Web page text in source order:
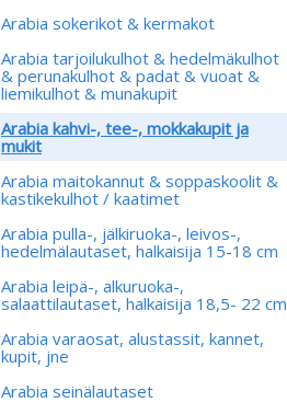
Arabia sokerikot & kermakot
Arabia tarjoilukulhot & hedelmäkulhot
& perunakulhot & padat & vuoat &
liemikulhot & munakupit
Arabia kahvi-, tee-, mokkakupit ja
mukit
Arabia maitokannut & soppaskoolit &
kastikekulhot / kaatimet
Arabia pulla-, jälkiruoka-, leivos-,
hedelmälautaset, halkaisija 15-18 cm
Arabia leipä-, alkuruoka-,
salaattilautaset, halkaisija 18,5- 22 cm
Arabia varaosat, alustassit, kannet,
kupit, jne
Arabia seinälautaset